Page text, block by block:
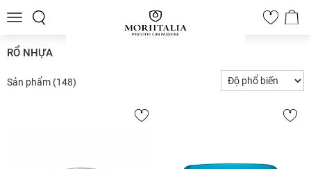
Toggle
0
RỔ NHỰA
Sản phẩm (148)